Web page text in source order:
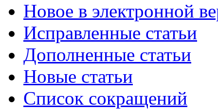
Новое в электронной
Исправленные статьи
Дополненные статьи
Новые статьи
Список сокращений